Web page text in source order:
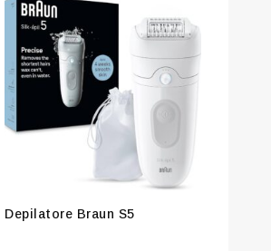
Depilatore Braun S5